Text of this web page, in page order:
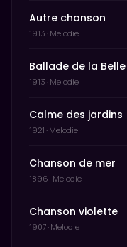
Autre chanson
1913 · Melodie
Ballade de la
1913 · Melodie
Calme des jardins
1921 · Melodie
Chanson de mer
1896 · Melodie
Chanson violette
1907 · Melodie